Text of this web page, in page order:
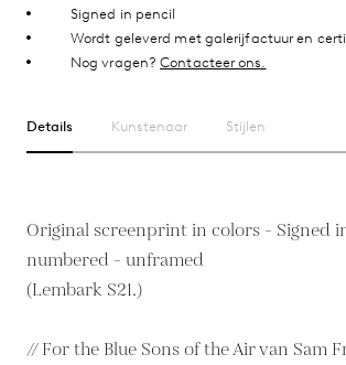
Signed in pencil
Wordt geleverd met galerijfactuur en
Nog vragen?Contacteer ons.
Details Kunstenaar Stijlen
Original screenprint in colors - Signed
numbered - unframed
(Lembark S21.)
// For the Blue Sons of the Air van Sam